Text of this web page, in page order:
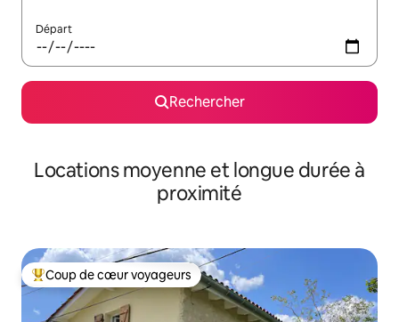
Départ
Rechercher
Locations moyenne et longue durée à
proximité
Coups de cœur voyageurs les plus appréciés
Coup de cœur voyageurs